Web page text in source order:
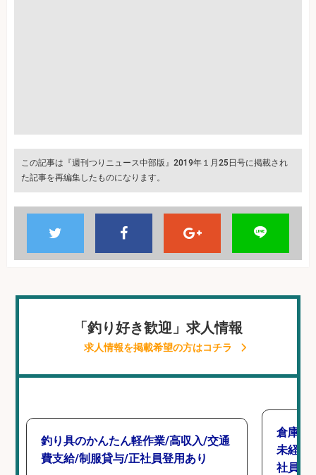
この記事は『週刊つりニュース中部版』2019年１月25日号に掲載され
た記事を再編集したものになります。
「釣り好き歓迎」求人情報
求人情報を掲載希望の方はコチラ
釣り具のかんたん軽作業/高収入/交通
費支給/制服貸与/正社員登用あり
倉庫で
未経験
社員登